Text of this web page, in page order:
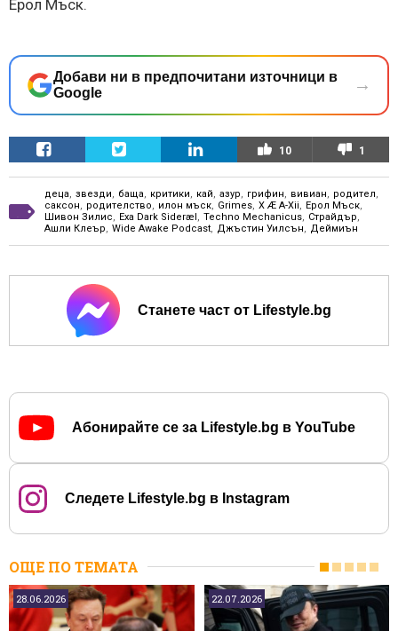
Ерол Мъск.
Добави ни в предпочитани източници в
Google
→
10 1
деца, звезди, баща, критики, кай, азур, грифин, вивиан, родител,
саксон, родителство, илон мъск, Grimes, X Æ A-Xii, Ерол Мъск,
Шивон Зилис, Exa Dark Sideræl, Techno Mechanicus, Страйдър,
Ашли Клеър, Wide Awake Podcast, Джъстин Уилсън, Дeймиън
Станете част от Lifestyle.bg
Абонирайте се за Lifestyle.bg в YouTube
Следете Lifestyle.bg в Instagram
ОЩЕ ПО ТЕМАТА
28.06.2026 22.07.2026